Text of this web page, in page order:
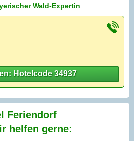
Wald-Expertin
Hotelcode 34937
Feriendorf
helfen gerne: